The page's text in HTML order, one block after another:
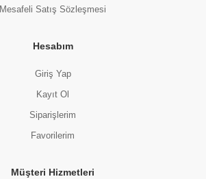
Mesafeli Satış Sözleşmesi
Hesabım
Giriş Yap
Kayıt Ol
Siparişlerim
Favorilerim
Müşteri Hizmetleri